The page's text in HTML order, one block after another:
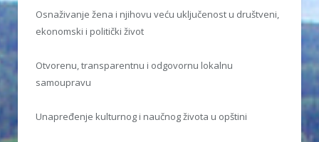
Osnaživanje žena i njihovu veću uključenost u društveni,
ekonomski i politički život
Otvorenu, transparentnu i odgovornu lokalnu
samoupravu
Unapređenje kulturnog i naučnog života u opštini